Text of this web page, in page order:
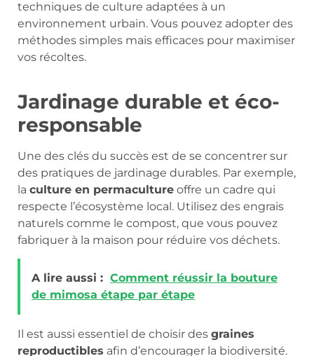
techniques de culture adaptées à un
environnement urbain. Vous pouvez adopter des
méthodes simples mais efficaces pour maximiser
vos récoltes.
Jardinage durable et éco-
responsable
Une des clés du succès est de se concentrer sur
des pratiques de jardinage durables. Par exemple,
la culture en permaculture offre un cadre qui
respecte l’écosystème local. Utilisez des engrais
naturels comme le compost, que vous pouvez
fabriquer à la maison pour réduire vos déchets.
A lire aussi : Comment réussir la bouture
de mimosa étape par étape
Il est aussi essentiel de choisir des graines
reproductibles afin d’encourager la biodiversité.